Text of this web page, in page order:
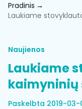
Pradinis
Laukiame
Naujienos
Laukiame
kaimyninių
Paskelbta 2019-03-